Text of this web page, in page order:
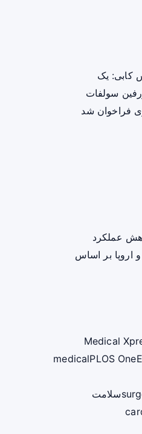
کابی: یک
سولفات
فراخوان شد
عملکرد
اروپا بر اساس
Medical
medicalPLOS One
سلامت